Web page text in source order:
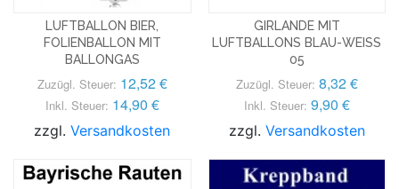
LUFTBALLON BIER,
FOLIENBALLON MIT
BALLONGAS
Zuzügl. Steuer: 12,52 €
Inkl. Steuer: 14,90 €
zzgl.Versandkosten
GIRLANDE MIT
LUFTBALLONS BLAU-WEISS
05
Zuzügl. Steuer: 8,32 €
Inkl. Steuer: 9,90 €
zzgl. Versandkosten